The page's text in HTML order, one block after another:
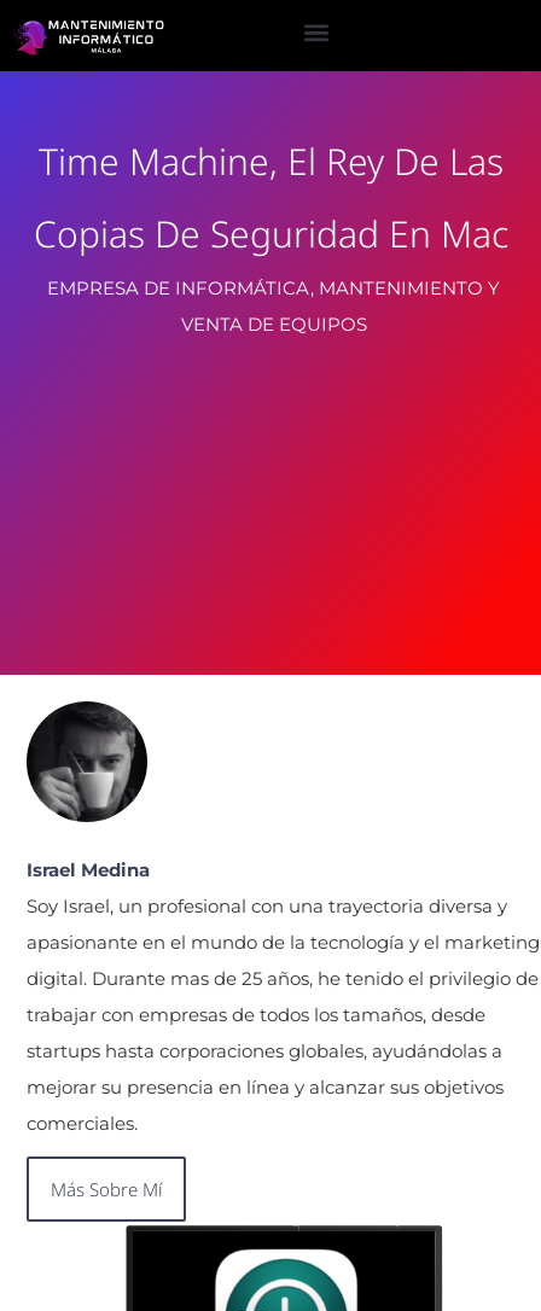
Time Machine, El Rey De Las
Copias De Seguridad En Mac
EMPRESA DE INFORMÁTICA, MANTENIMIENTO Y
VENTA DE EQUIPOS
Israel Medina
Soy Israel, un profesional con una trayectoria diversa y
apasionante en el mundo de la tecnología y el marketing
digital. Durante mas de 25 años, he tenido el privilegio de
trabajar con empresas de todos los tamaños, desde
startups hasta corporaciones globales, ayudándolas a
mejorar su presencia en línea y alcanzar sus objetivos
comerciales.
Más Sobre Mí